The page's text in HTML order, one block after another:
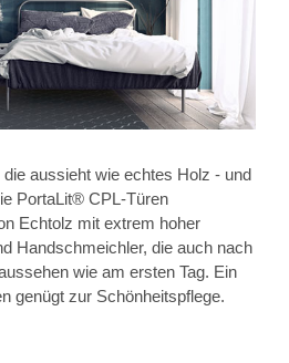
aussieht wie echtes Holz - und
PortaLit® CPL-Türen
Echtolz mit extrem hoher
Handschmeichler, die auch nach
wie am ersten Tag. Ein
genügt zur Schönheitspflege.